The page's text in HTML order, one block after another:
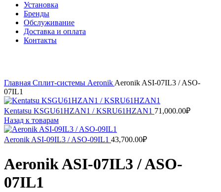
Установка
Бренды
Обслуживание
Доставка и оплата
Контакты
Главная Сплит-системы Аeronik Aeronik ASI-07IL3 / ASO-
07IL1
Kentatsu KSGU61HZAN1 / KSRU61HZAN1 71,000.00₽
Назад к товарам
Aeronik ASI-09IL3 / ASO-09IL1 43,700.00₽
Aeronik ASI-07IL3 / ASO-
07IL1